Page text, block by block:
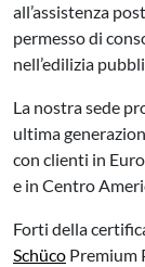
all’assistenza
permesso di
nell’edilizia
La nostra sede
ultima
con clienti in
e in Centro
Forti della
Schüco Premium